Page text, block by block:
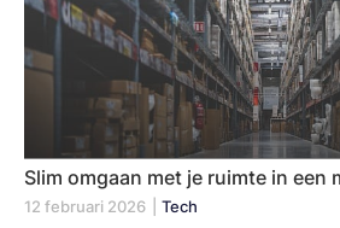
Slim omgaan met je ruimte in een
12 februari 2026 Tech